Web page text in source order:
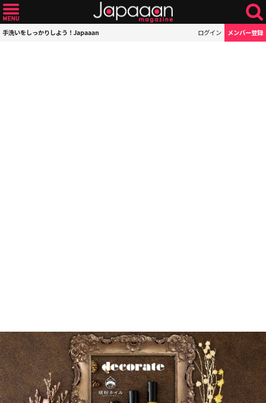
手洗いをしっかりしよう！Japaaan ログイン メンバー登録